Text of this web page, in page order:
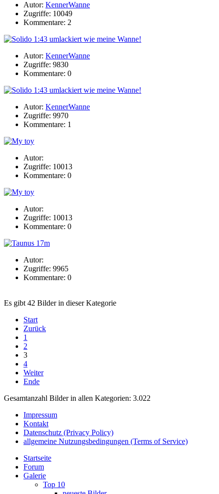
Autor: KennerWanne
Zugriffe: 10049
Kommentare: 2
Autor: KennerWanne
Zugriffe: 9830
Kommentare: 0
Autor: KennerWanne
Zugriffe: 9970
Kommentare: 1
Autor:
Zugriffe: 10013
Kommentare: 0
Autor:
Zugriffe: 10013
Kommentare: 0
Autor:
Zugriffe: 9965
Kommentare: 0
Es gibt 42 Bilder in dieser Kategorie
Start
Zurück
1
2
3
4
Weiter
Ende
Gesamtanzahl Bilder in allen Kategorien: 3.022
Impressum
Kontakt
Datenschutz (Privacy Policy)
allgemeine Nutzungsbedingungen (Terms of Service)
Startseite
Forum
Galerie
Top 10